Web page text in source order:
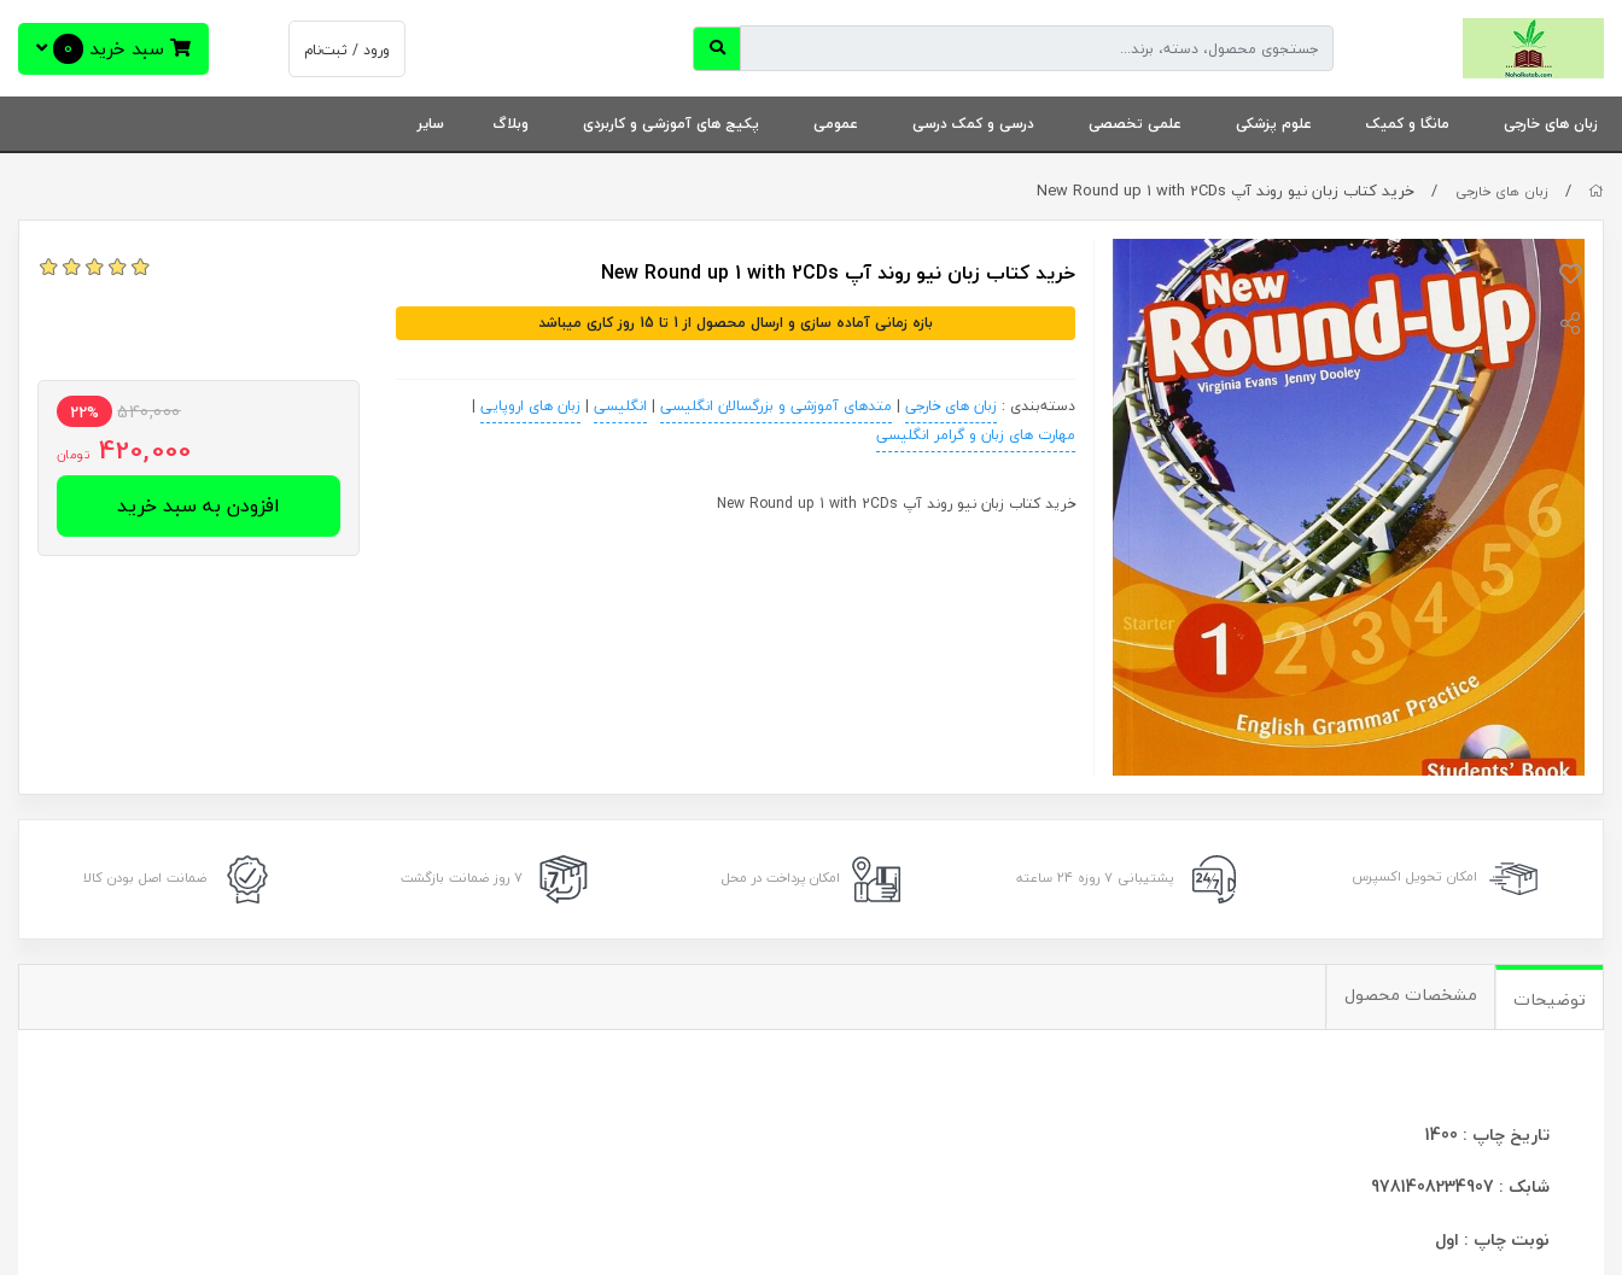
ورود / ثبت‌نام سبد خرید 0
زبان های خارجی مانگا و کمیک علوم پزشکی علمی تخصصی درسی و کمک درسی عمومی پکیج های آموزشی و کاربردی وبلاگ سایر
/ زبان های خارجی / خرید کتاب زبان نیو روند آپ New Round up 1 with 2CDs
خرید کتاب زبان نیو روند آپ New Round up 1 with 2CDs
بازه زمانی آماده سازی و ارسال محصول از 1 تا 15 روز کاری میباشد
دسته‌بندی : زبان های خارجی | متدهای آموزشی و بزرگسالان انگلیسی | انگلیسی | زبان های اروپایی |
مهارت های زبان و گرامر انگلیسی
خرید کتاب زبان نیو روند آپ New Round up 1 with 2CDs
540,000
22%
420,000 تومان
افزودن به سبد خرید
امکان تحویل اکسپرس پشتیبانی ۷ روزه ۲۴ ساعته امکان پرداخت در محل ۷ روز ضمانت بازگشت ضمانت اصل بودن کالا
توضیحات مشخصات محصول
تاریخ چاپ : 1400
شابک : 9781408234907
نوبت چاپ : اول